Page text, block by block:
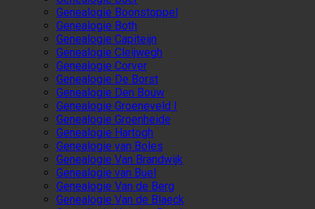
Genealogie Boonstoppel
Genealogie Both
Genealogie Capiteijn
Genealogie Cleijwegh
Genealogie Corver
Genealogie De Borst
Genealogie Den Bouw
Genealogie Groeneveld I
Genealogie Groenheide
Genealogie Hartogh
Genealogie van Boles
Genealogie Van Brandwijk
Genealogie van Buel
Genealogie Van de Berg
Genealogie Van de Blaeck